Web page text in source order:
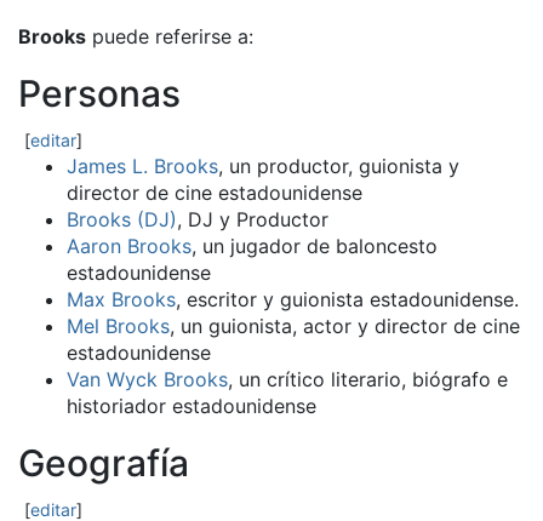
Brooks puede referirse a:
Personas
[editar]
James L. Brooks, un productor, guionista y
director de cine estadounidense
Brooks (DJ), DJ y Productor
Aaron Brooks, un jugador de baloncesto
estadounidense
Max Brooks, escritor y guionista estadounidense.
Mel Brooks, un guionista, actor y director de cine
estadounidense
Van Wyck Brooks, un crítico literario, biógrafo e
historiador estadounidense
Geografía
[editar]